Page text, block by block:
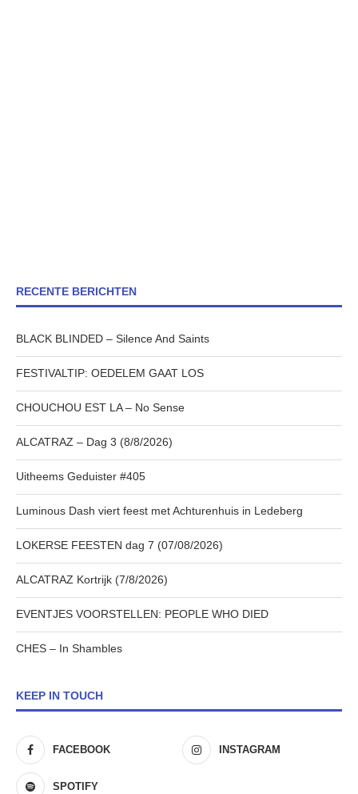
RECENTE BERICHTEN
BLACK BLINDED – Silence And Saints
FESTIVALTIP: OEDELEM GAAT LOS
CHOUCHOU EST LA – No Sense
ALCATRAZ – Dag 3 (8/8/2026)
Uitheems Geduister #405
Luminous Dash viert feest met Achturenhuis in Ledeberg
LOKERSE FEESTEN dag 7 (07/08/2026)
ALCATRAZ Kortrijk (7/8/2026)
EVENTJES VOORSTELLEN: PEOPLE WHO DIED
CHES – In Shambles
KEEP IN TOUCH
FACEBOOK INSTAGRAM
SPOTIFY